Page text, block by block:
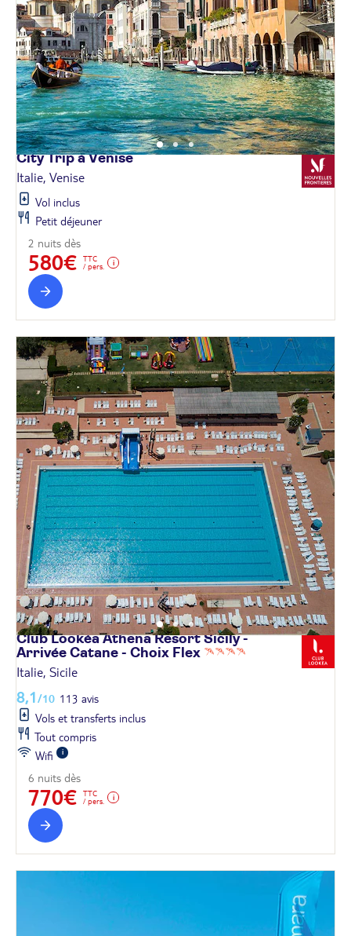
City Trip àVenise
Italie, Venise
Vol inclus
Petit déjeuner
2 nuits dès
580€
TTC
/ pers.
Club Lookéa Athena Resort Sicily -
Arrivée Catane - Choix Flex
Italie, Sicile
8,1/10 113 avis
Vols et transferts inclus
Tout compris
Wifi
6 nuits dès
770€
TTC
/ pers.